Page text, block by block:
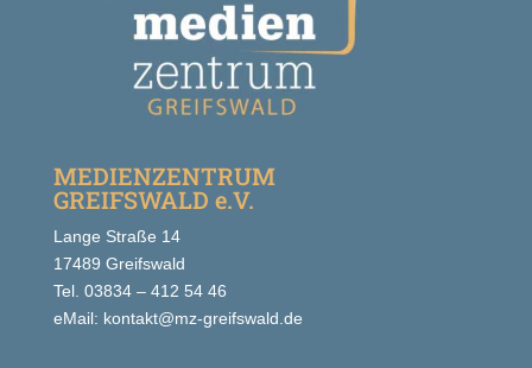
MEDIENZENTRUM
GREIFSWALD e.V.
Lange Straße 14
17489 Greifswald
Tel. 03834 – 412 54 46
eMail: kontakt@mz-greifswald.de